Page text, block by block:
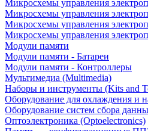
Микросхемы управления
Микросхемы управления
Микросхемы управления
Микросхемы управления
Модули памяти
Модули памяти - Батареи
Модули памяти - Контроллеры
Мультимедиа (Multimedia)
Наборы и инструменты (Kits and
Оборудование для охлаждения и
Оборудование систем сбора
Оптоэлектроника (Optoelectronics)